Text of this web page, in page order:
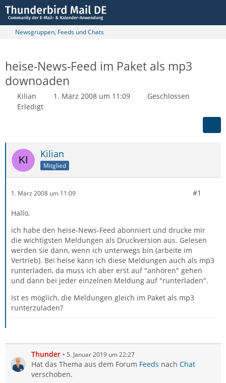
Newsgruppen, Feeds und Chats
heise-News-Feed im Paket als mp3
downoaden
Kilian 1. März 2008 um 11:09
Geschlossen
Erledigt
Kilian
Mitglied
1. März 2008 um 11:09 #1
Hallo,
ich habe den heise-News-Feed abonniert und drucke mir
die wichtigsten Meldungen als Druckversion aus. Gelesen
werden sie dann, wenn ich unterwegs bin (arbeite im
Vertrieb). Bei heise kann ich diese Meldungen auch als mp3
runterladen, da muss ich aber erst auf "anhören" gehen
und dann bei jeder einzelnen Meldung auf "runterladen".
Ist es möglich, die Meldungen gleich im Paket als mp3
runterzuladen?
Thunder 5. Januar 2019 um 22:27
Hat das Thema aus dem Forum Feeds nach Chat
verschoben.